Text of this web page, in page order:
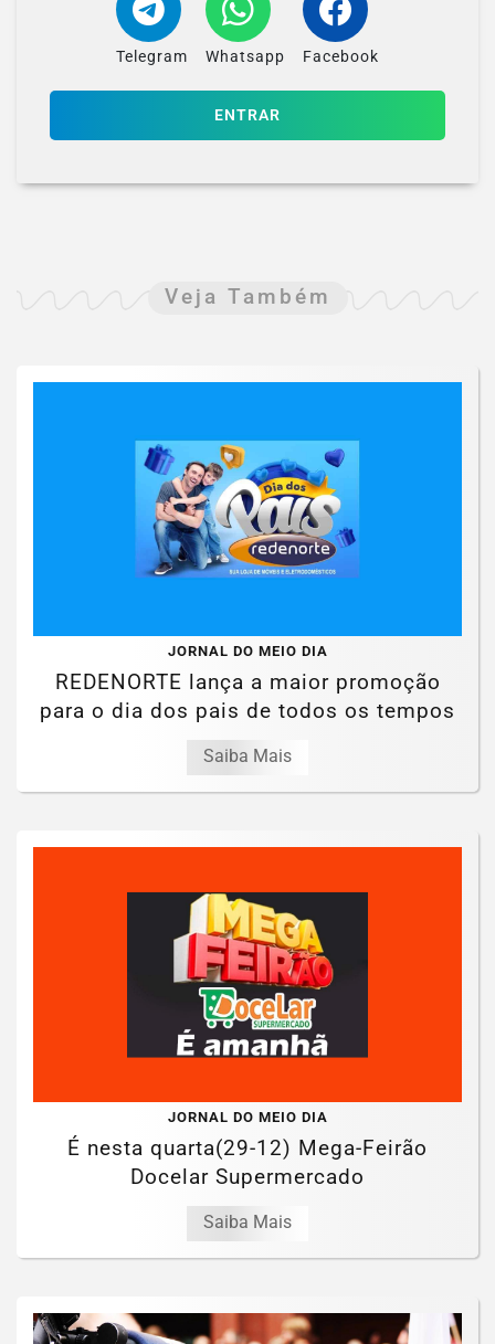
Telegram Whatsapp Facebook
ENTRAR
Veja Também
JORNAL DO MEIO DIA
REDENORTE lança a maior promoção
para o dia dos pais de todos os tempos
Saiba Mais
JORNAL DO MEIO DIA
É nesta quarta(29-12) Mega-Feirão
Docelar Supermercado
Saiba Mais